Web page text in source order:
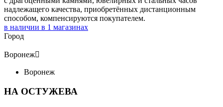
надлежащего качества, приобретённых дистанционным
способом, компенсируются покупателем.
в наличии в 1 магазинах
Город
Воронеж
Воронеж
НА ОСТУЖЕВА